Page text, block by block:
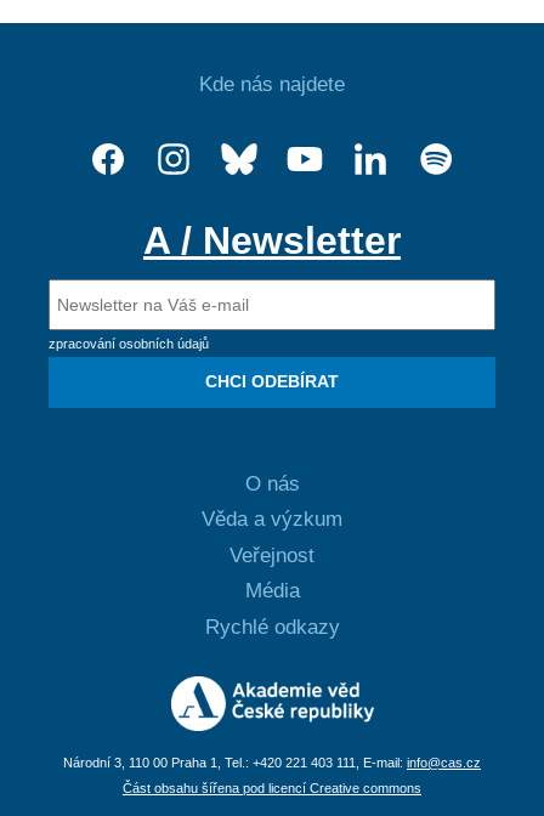
Kde nás najdete
A / Newsletter
zpracování osobních údajů
CHCI ODEBÍRAT
O nás
Věda a výzkum
Veřejnost
Média
Rychlé odkazy
Národní 3, 110 00 Praha 1, Tel.: +420 221 403 111, E-mail: info@cas.cz
Část obsahu šířena pod licencí Creative commons